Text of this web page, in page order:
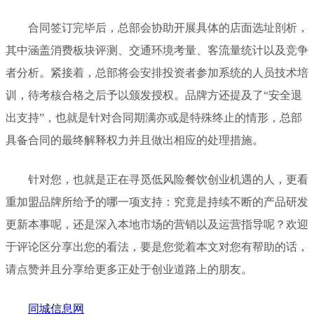
合同签订完毕后，总部会协助开展具体的店面选址剖析，
其中涵盖消费板块评测、交通环境考量、客流量统计以及竞争
者分析。紧接着，总部将会安排投资者参加系统的人员技术培
训，待考核合格之后予以颁发授权。品牌方还提及了“安全退
出支持”，也就是针对合同期满亦或是特殊终止的情形，总部
具备合同的最终解释权力并且做出相应的处理措施。
针对您，也就是正在寻觅低风险餐饮创业机遇的人，更看
重加盟品牌所给予的哪一项支持：究竟是持续不断的产品研发
更新本事呢，还是深入本地市场的营销以及运营指导呢？欢迎
于评论区分享出您的看法，要是您觉着本文对您有帮助的话，
请点赞并且分享给更多正处于创业道路上的朋友。
同城信息网